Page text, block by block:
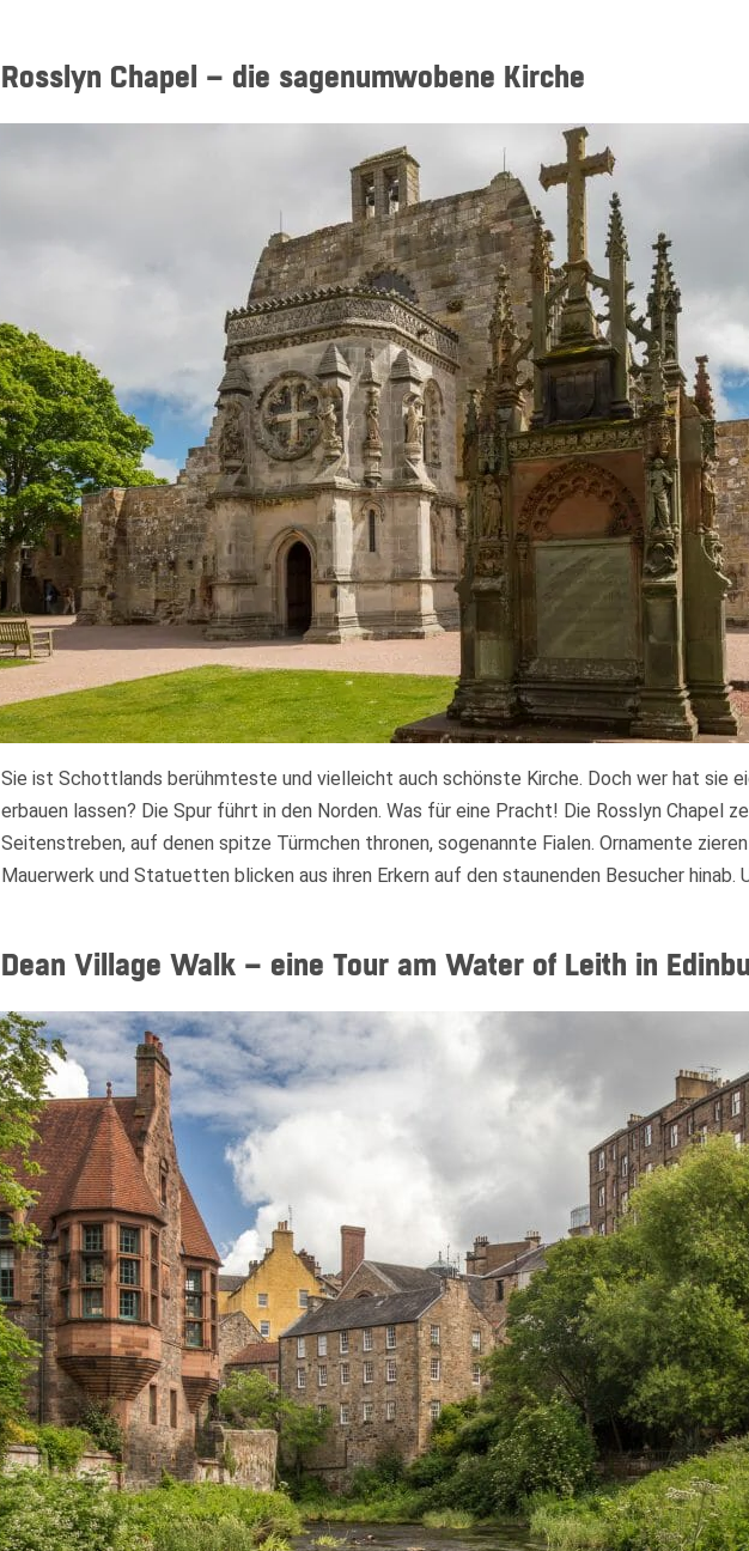
Rosslyn Chapel – die sagenumwobene Kirche
Sie ist Schottlands berühmteste und vielleicht auch schönste Kirche. Doch wer hat sie
erbauen lassen? Die Spur führt in den Norden. Was für eine Pracht! Die Rosslyn Chapel
Seitenstreben, auf denen spitze Türmchen thronen, sogenannte Fialen. Ornamente
Mauerwerk und Statuetten blicken aus ihren Erkern auf den staunenden Besucher hinab.
Dean Village Walk – eine Tour am Water of Leith in